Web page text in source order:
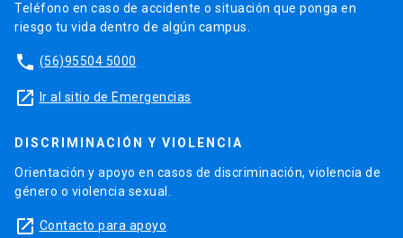
Teléfono en caso de accidente o situación que ponga en
riesgo tu vida dentro de algún campus.
phone (56)95504 5000
launch Ir al sitio de Emergencias
DISCRIMINACIÓN Y VIOLENCIA
Orientación y apoyo en casos de discriminación, violencia de
género o violencia sexual.
launch Contacto para apoyo